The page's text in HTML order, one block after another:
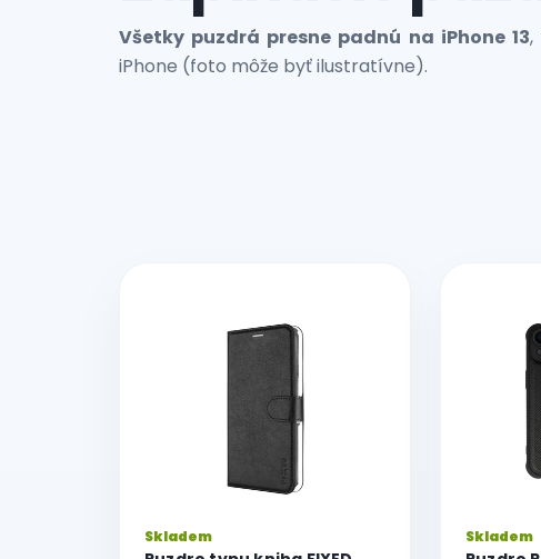
Všetky puzdrá presne padnú na iPhone 13,
iPhone (foto môže byť ilustratívne).
Skladem Skladem